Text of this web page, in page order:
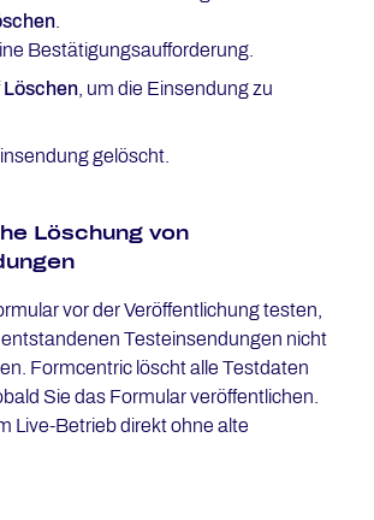
.
Bestätigungsaufforderung.
Löschen, um die Einsendung zu
gelöscht.
Löschung von
vor der Veröffentlichung testen,
Testeinsendungen nicht
Formcentric löscht alle Testdaten
Sie das Formular veröffentlichen.
Live-Betrieb direkt ohne alte